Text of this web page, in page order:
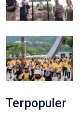
Terpopuler